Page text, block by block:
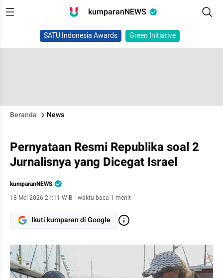
kumparanNEWS
SATU Indonesia Awards Green Initiative
Beranda News
Pernyataan Resmi Republika soal 2
Jurnalisnya yang Dicegat Israel
kumparanNEWS
18 Mei 2026 21:11 WIB · waktu baca 1 menit
Ikuti kumparan di Google